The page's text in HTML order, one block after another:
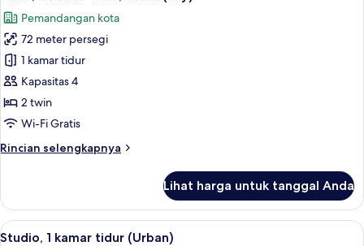
King
(Sky)
semua
foto
untuk
Suite,
2
kamar
tidur,
(Sky)
Pemandangan kota
72 meter persegi
1 kamar tidur
Kapasitas 4
2 twin
Wi-Fi Gratis
Rincian selengkapnya
Rincian
Suite,
kamar
Lihat harga untuk tanggal Anda
Lihat
Studio, 1 kamar tidur (Urban) |
6
Studio, 1 kamar tidur (Urban)